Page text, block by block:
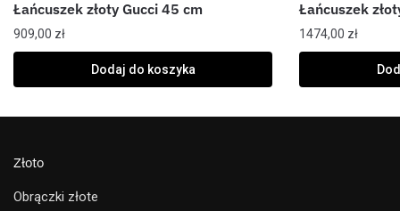
Łańcuszek złoty Gucci 45 cm
909,00 zł
Dodaj do koszyka
Łańcuszek
1474,00 zł
Złoto
Obrączki złote